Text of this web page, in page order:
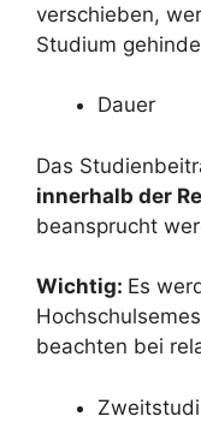
verschieben,
Studium
Dauer
Das
innerhalb der
beansprucht
Wichtig: Es
beachten bei